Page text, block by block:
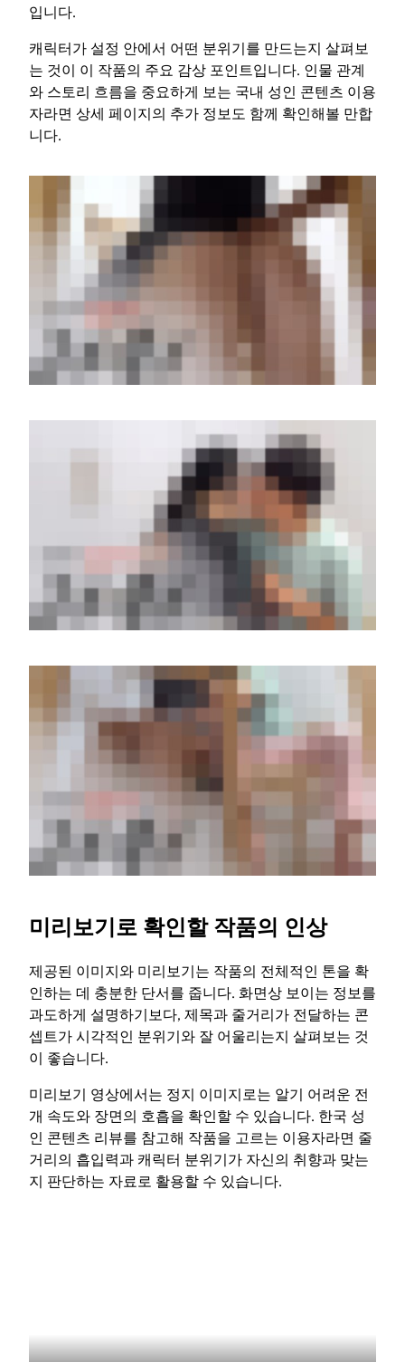
입니다.
캐릭터가 설정 안에서 어떤 분위기를 만드는지 살펴보
는 것이 이 작품의 주요 감상 포인트입니다. 인물 관계
와 스토리 흐름을 중요하게 보는 국내 성인 콘텐츠 이용
자라면 상세 페이지의 추가 정보도 함께 확인해볼 만합
니다.
미리보기로 확인할 작품의 인상
제공된 이미지와 미리보기는 작품의 전체적인 톤을 확
인하는 데 충분한 단서를 줍니다. 화면상 보이는 정보를
과도하게 설명하기보다, 제목과 줄거리가 전달하는 콘
셉트가 시각적인 분위기와 잘 어울리는지 살펴보는 것
이 좋습니다.
미리보기 영상에서는 정지 이미지로는 알기 어려운 전
개 속도와 장면의 호흡을 확인할 수 있습니다. 한국 성
인 콘텐츠 리뷰를 참고해 작품을 고르는 이용자라면 줄
거리의 흡입력과 캐릭터 분위기가 자신의 취향과 맞는
지 판단하는 자료로 활용할 수 있습니다.